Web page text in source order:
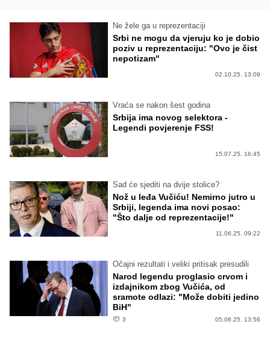
Ne žele ga u reprezentaciji
Srbi ne mogu da vjeruju ko je dobio
poziv u reprezentaciju: "Ovo je čist
nepotizam"
02.10.25. 13:09
Vraća se nakon šest godina
Srbija ima novog selektora -
Legendi povjerenje FSS!
15.07.25. 16:45
Sad će sjediti na dvije stolice?
Nož u leđa Vučiću! Nemirno jutro u
Srbiji, legenda ima novi posao:
"Što dalje od reprezentacije!"
11.06.25. 09:22
Očajni rezultati i veliki pritisak presudili
Narod legendu proglasio crvom i
izdajnikom zbog Vučića, od
sramote odlazi: "Može dobiti jedino
BiH"
3 05.06.25. 13:56